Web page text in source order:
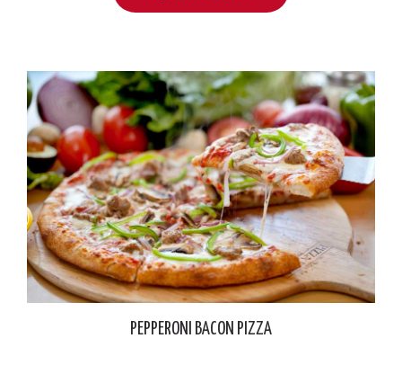
PEPPERONI BACON PIZZA